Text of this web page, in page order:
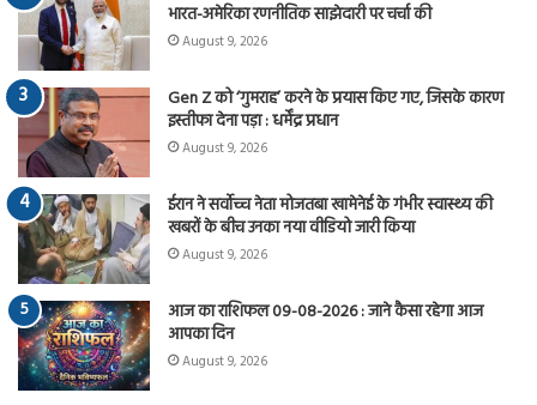
भारत-अमेरिका रणनीतिक साझेदारी पर चर्चा की
August 9, 2026
Gen Z को ‘गुमराह’ करने के प्रयास किए गए, जिसके कारण
इस्तीफा देना पड़ा : धर्मेंद्र प्रधान
August 9, 2026
ईरान ने सर्वोच्च नेता मोजतबा खामेनेई के गंभीर स्वास्थ्य की
खबरों के बीच उनका नया वीडियो जारी किया
August 9, 2026
आज का राशिफल 09-08-2026 : जाने कैसा रहेगा आज
आपका दिन
August 9, 2026